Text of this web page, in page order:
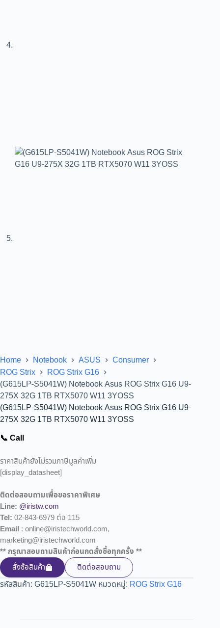
Home Notebook ASUS
Consumer
ROG Strix
ROG Strix G16
(G615LP-S5041W) Notebook Asus ROG Strix G16 U9-
275X 32G 1TB RTX5070 W11 3YOSS
(G615LP-S5041W) Notebook Asus ROG Strix G16 U9-
275X 32G 1TB RTX5070 W11 3YOSS
📞 Call
ราคาสินค้ายังไม่รวมภาษีมูลค่าเพิ่ม
[display_datasheet]
ติดต่อสอบถามเพื่อขอราคาพิเศษ
Line: @iristw.com
Tel: 02-843-6979 ต่อ 115
Email : online@iristechworld.com,
marketing@iristechworld.com
** กรุณาสอบถามสินค้าก่อนกดสั่งซื้อทุกครั้ง **
สั่งซ้อสินค้า
ติดต่อสอบถาม
รหัสสินค้า: G615LP-S5041W หมวดหมู่: ROG Strix G16